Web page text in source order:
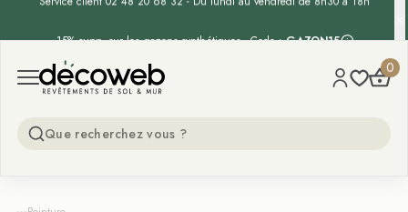
Service client 02 48 20 68 32 - Du lundi au vendredi de 8h30 à 18h
Open menu
Decoweb 0
...